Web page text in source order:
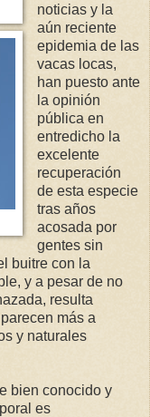
noticias y la
aún reciente
epidemia de las
vacas locas,
han puesto ante
la opinión
pública en
entredicho la
excelente
recuperación
de esta especie
tras años
acosada por
gentes sin
buitre con la
y a pesar de no
resulta
más a
y naturales
bien conocido y
es